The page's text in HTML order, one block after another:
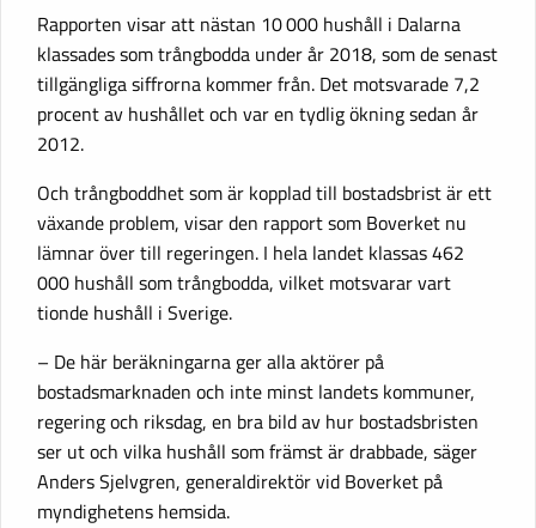
Rapporten visar att nästan 10 000 hushåll i Dalarna
klassades som trångbodda under år 2018, som de senast
tillgängliga siffrorna kommer från. Det motsvarade 7,2
procent av hushållet och var en tydlig ökning sedan år
2012.
Och trångboddhet som är kopplad till bostadsbrist är ett
växande problem, visar den rapport som Boverket nu
lämnar över till regeringen. I hela landet klassas 462
000 hushåll som trångbodda, vilket motsvarar vart
tionde hushåll i Sverige.
– De här beräkningarna ger alla aktörer på
bostadsmarknaden och inte minst landets kommuner,
regering och riksdag, en bra bild av hur bostadsbristen
ser ut och vilka hushåll som främst är drabbade, säger
Anders Sjelvgren, generaldirektör vid Boverket på
myndighetens hemsida.